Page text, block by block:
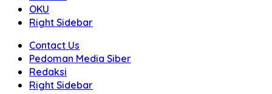
OKU
Right Sidebar
Contact Us
Pedoman Media Siber
Redaksi
Right Sidebar